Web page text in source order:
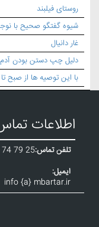
روستای فیلبند
شیوه گفتگو صحیح با
غار دانیال
دلیل چپ دستن بودن
با این توصیه ها از صبح
اطلاعات
تلفن تماس:79 25
ایمیل:
info {a} mbartar.ir